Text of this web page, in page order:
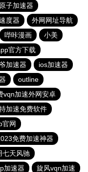
原子加速器
度器
外网网址导航
哔咔漫画
小美
官方下载
加速器
ios加速器
outline
vqn加速外网安卓
加速免费软件
官网
免费加速神器
七天风驰
加速器 旋风vqn加速